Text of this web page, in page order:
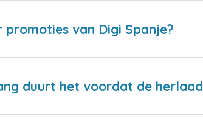
promoties van Digi Spanje?
duurt het voordat de